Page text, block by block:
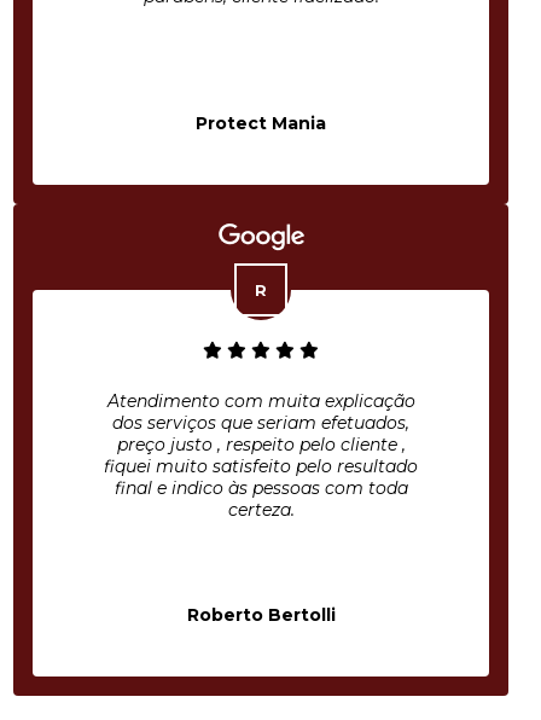
Protect Mania
Atendimento com muita explicação
dos serviços que seriam efetuados,
preço justo , respeito pelo cliente ,
fiquei muito satisfeito pelo resultado
final e indico às pessoas com toda
certeza.
Roberto Bertolli